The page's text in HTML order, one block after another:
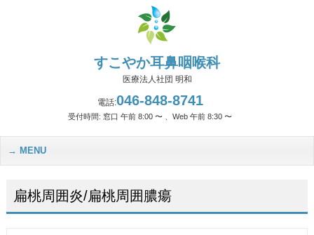
すこやか耳鼻咽喉科
医療法人社団 明和
電話:046-848-8741
受付時間: 窓口 午前 8:00 〜 、Web 午前 8:30 〜
MENU
扁桃周囲炎/扁桃周囲膿瘍